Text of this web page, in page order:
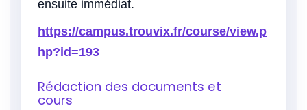
ensuite immédiat.
https://campus.trouvix.fr/course/view.p
hp?id=193
Rédaction des documents et
cours